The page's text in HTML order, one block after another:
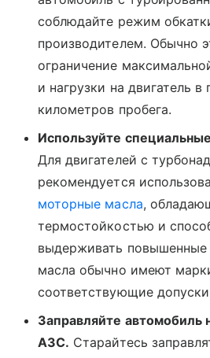
соблюдайте режим
производителем. Обычно
ограничение
и нагрузки на двигатель
километров пробега.
Используйте
Для двигателей с
рекомендуется
моторные масла,
термостойкостью и
выдерживать повышенные
масла обычно имеют
соответствующие
Заправляйте автомобиль
АЗС. Старайтесь